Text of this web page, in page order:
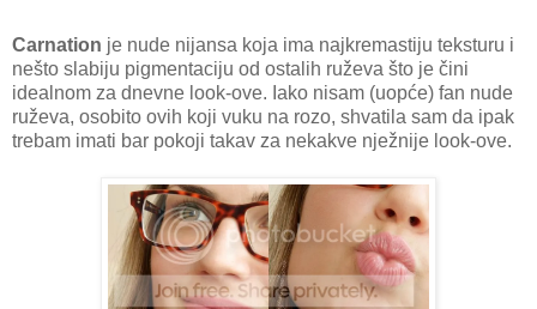
Carnation je nude nijansa koja ima najkremastiju teksturu i
nešto slabiju pigmentaciju od ostalih ruževa što je čini
idealnom za dnevne look-ove. Iako nisam (uopće) fan nude
ruževa, osobito ovih koji vuku na rozo, shvatila sam da ipak
trebam imati bar pokoji takav za nekakve nježnije look-ove.